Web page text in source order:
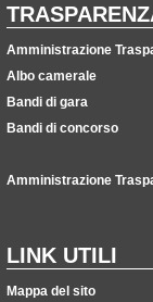
Amministrazione
Albo camerale
Bandi di gara
Bandi di concorso
Amministrazione
LINK UTILI
Mappa del sito